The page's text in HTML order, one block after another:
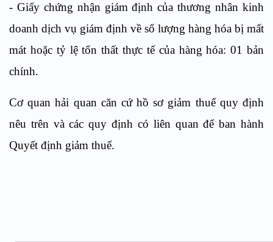
- Giấy chứng nhận giám định của thương nhân kinh
doanh dịch vụ giám định về số lượng hàng hóa bị mất
mát hoặc tỷ lệ tổn thất thực tế của hàng hóa: 01 bản
chính.
Cơ quan hải quan căn cứ hồ sơ giảm thuế quy định
nêu trên và các quy định có liên quan để ban hành
Quyết định giảm thuế.